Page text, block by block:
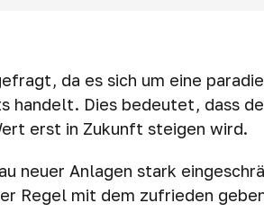
da es sich um eine
handelt. Dies bedeutet, dass
erst in Zukunft steigen wird.
neuer Anlagen stark
Regel mit dem zufrieden